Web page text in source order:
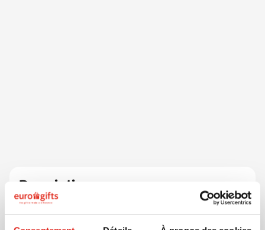
Description
Règle pliable calibrée en ABS d'une longueur totale de
2 m. Conçue pour des mesures précises, elle se plie de
façon compacte pour un rangement et un transport